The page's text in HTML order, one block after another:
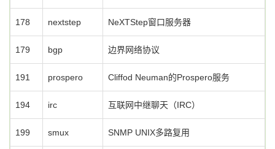
178 nextstep NeXTStep窗口服务器
179 bgp 边界网络协议
191 prospero Cliffod Neuman的Prospero服务
194 irc 互联网中继聊天（IRC）
199 smux SNMP UNIX多路复用